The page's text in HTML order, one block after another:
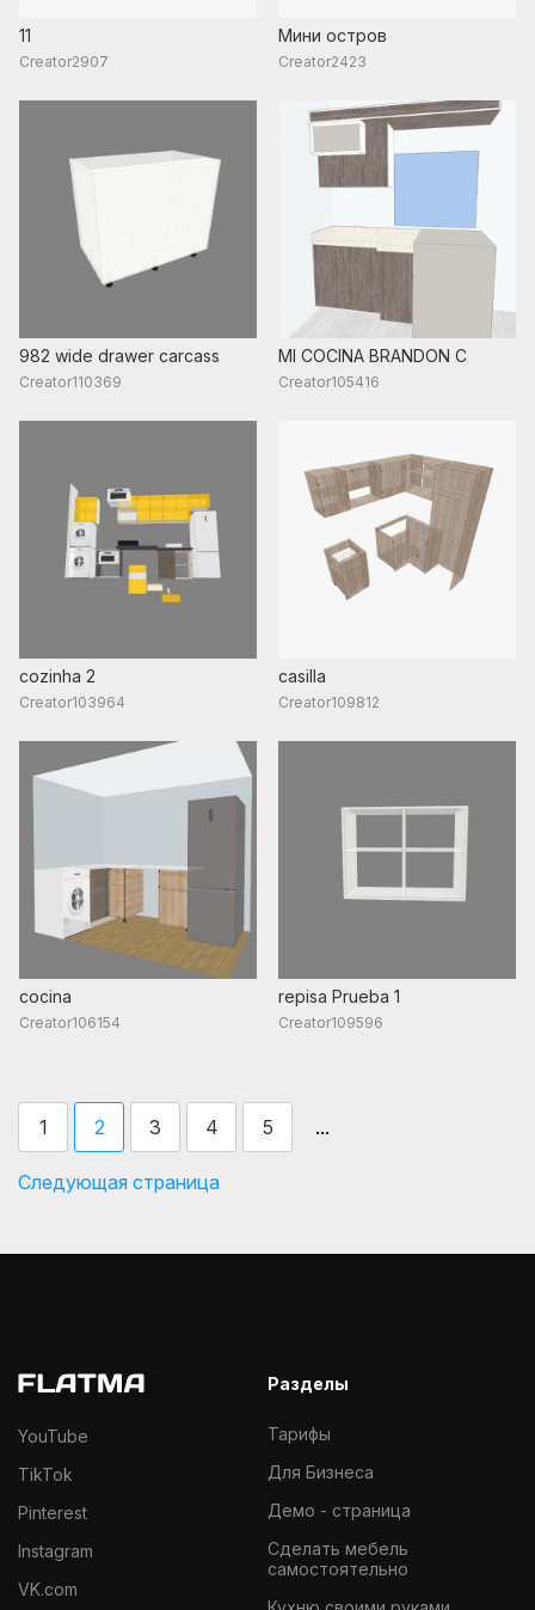
11
Creator2907
Мини остров
Creator2423
982 wide drawer carcass
Creator110369
MI COCINA BRANDON C
Creator105416
cozinha 2
Creator103964
casilla
Creator109812
cocina
Creator106154
repisa Prueba 1
Creator109596
1 2 3 4 5 ...
Следующая страница
YouTube
TikTok
Pinterest
Instagram
VK.com
Разделы
Тарифы
Для Бизнеса
Демо - страница
Cделать мебель
самостоятельно